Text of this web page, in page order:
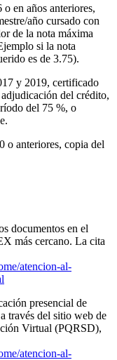
en años anteriores,
año cursado con
de la nota máxima
si la nota
es de 3.75).
y 2019, certificado
adjudicación del crédito,
del 75 %, o
anteriores, copia del
documentos en el
más cercano. La cita
atencion-al-
presencial de
través del sitio web de
Virtual (PQRSD),
atencion-al-